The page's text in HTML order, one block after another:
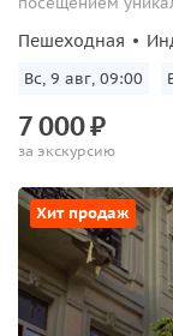
Пешеходная
Вс, 9 авг, 09:00
7000₽
за экскурсию
Хит продаж